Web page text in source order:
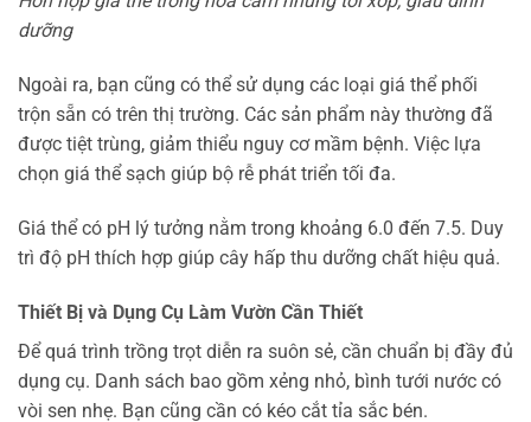
dưỡng
Ngoài ra, bạn cũng có thể sử dụng các loại giá thể phối
trộn sẵn có trên thị trường. Các sản phẩm này thường đã
được tiệt trùng, giảm thiểu nguy cơ mầm bệnh. Việc lựa
chọn giá thể sạch giúp bộ rễ phát triển tối đa.
Giá thể có pH lý tưởng nằm trong khoảng 6.0 đến 7.5. Duy
trì độ pH thích hợp giúp cây hấp thu dưỡng chất hiệu quả.
Thiết Bị và Dụng Cụ Làm Vườn Cần Thiết
Để quá trình trồng trọt diễn ra suôn sẻ, cần chuẩn bị đầy đủ
dụng cụ. Danh sách bao gồm xẻng nhỏ, bình tưới nước có
vòi sen nhẹ. Bạn cũng cần có kéo cắt tỉa sắc bén.